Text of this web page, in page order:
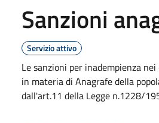
Sanzioni
Servizio attivo
Le sanzioni per inadempienza
in materia di Anagrafe della
dall'art.11 della Legge n.1228/